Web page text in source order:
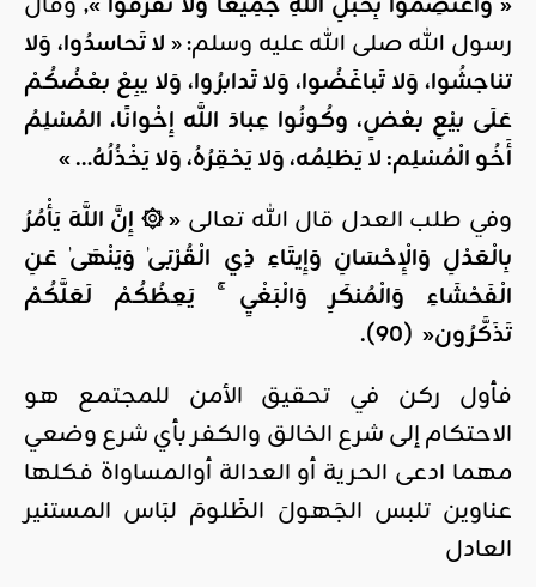
رسول الله صلى الله عليه وسلم: «لا تَحاسدُوا، وَلا
تناجشُوا، وَلا تَباغَضُوا، وَلا تَدابرُوا، وَلا يبِعْ بعْضُكُمْ
عَلَى بيْعِ بعْضٍ، وكُونُوا عِبادَ اللَّه إِخْوانًا، المُسْلِمُ
أَخُو الْمُسْلِم: لا يَظلِمُه، وَلا يَحْقِرُهُ، وَلا يَخْذُلُهُ… »
وفي طلب العدل قال الله تعالى « ۞ إِنَّ اللَّهَ يَأْمُرُ
بِالْعَدْلِ وَالْإِحْسَانِ وَإِيتَاءِ ذِي الْقُرْبَىٰ وَيَنْهَىٰ عَنِ
الْفَحْشَاءِ وَالْمُنكَرِ وَالْبَغْيِ ۚ يَعِظُكُمْ لَعَلَّكُمْ
تَذَكَّرُون«
(90).
فأول ركن في تحقيق الأمن للمجتمع هو
الاحتكام إلى شرع الخالق والكفر بأي شرع وضعي
مهما ادعى الحرية أو العدالة أوالمساواة فكلها
عناوين تلبس الجَهولَ الظَلومَ لبَاس المستنير
العادل